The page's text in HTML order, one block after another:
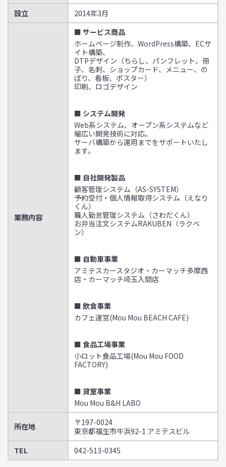
設立
2014年3月
業務内容
■ サービス商品
ホームページ制作、WordPress構築、ECサ
イト構築、
DTPデザイン（ちらし、パンフレット、冊
子、名刺、ショップカード、メニュー、の
ぼり、看板、ポスター）
印刷、ロゴデザイン
■ システム開発
Web系システム、オープン系システムなど
幅広い開発技術に対応。
サーバ構築から運用までをサポートいたし
ます。
■ 自社開発製品
顧客管理システム（AS-SYSTEM）
予約受付・個人情報取得システム（えなり
くん）
職人勤怠管理システム（さわだくん）
お弁当注文システムRAKUBEN（ラクベ
ン）
■ 自動車事業
アミテスカースタジオ・カーマッチ多摩西
店・カーマッチ埼玉入間店
■ 飲食事業
カフェ運営(Mou Mou BEACH CAFE)
■ 食品工場事業
小ロット食品工場(Mou Mou FOOD
FACTORY)
■ 貸室事業
Mou Mou B&H LABO
所在地
〒197-0024
東京都福生市牛浜92-1 アミテスビル
TEL
042-513-0345